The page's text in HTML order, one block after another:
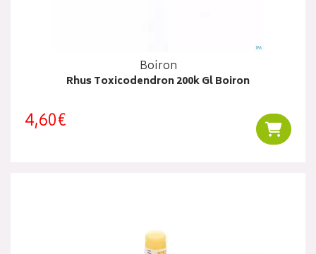
Boiron
Rhus Toxicodendron 200k Gl Boiron
4,60€